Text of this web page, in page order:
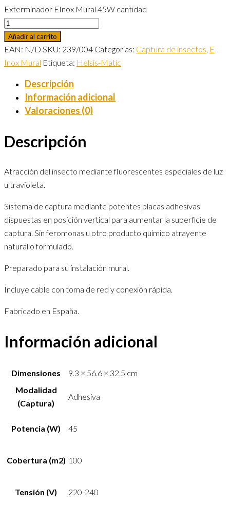
Exterminador EInox Mural 45W cantidad
Añadir al carrito
EAN: N/D SKU: 239/004 Categorías: Captura de insectos, E
Inox Mural Etiqueta: Helsis-Matic
Descripción
Información adicional
Valoraciones (0)
Descripción
Atracción del insecto mediante fluorescentes especiales de luz
ultravioleta.
Sistema de captura mediante potentes placas adhesivas
dispuestas en posición vertical para aumentar la superficie de
captura. Sin feromonas u otro producto químico atrayente
natural o formulado.
Preparado para su instalación mural.
Incluye cable con toma de red y conexión rápida.
Fabricado en España.
Información adicional
Dimensiones
9.3 × 56.6 × 32.5 cm
Modalidad
(Captura)
Adhesiva
Potencia (W) 45
Cobertura (m2) 100
Tensión (V) 220-240